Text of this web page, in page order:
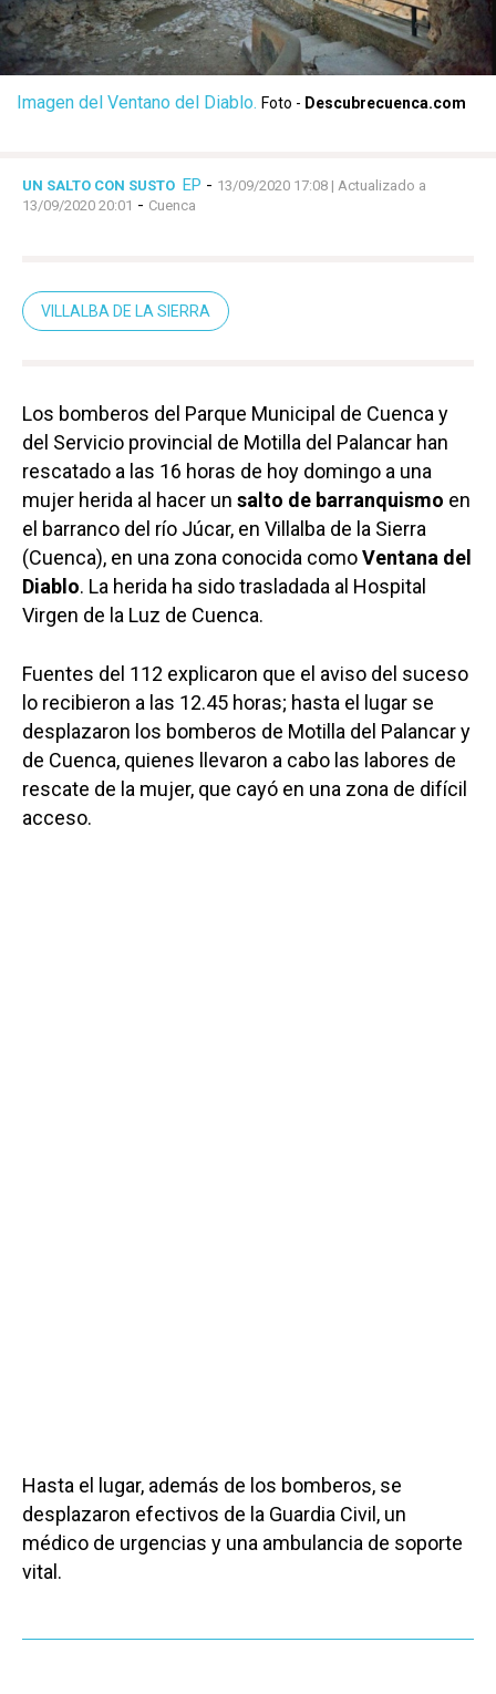
Imagen del Ventano del Diablo. Foto - Descubrecuenca.com
UN SALTO CON SUSTO EP - 13/09/2020 17:08 | Actualizado a
13/09/2020 20:01 - Cuenca
VILLALBA DE LA SIERRA
Los bomberos del Parque Municipal de Cuenca y
del Servicio provincial de Motilla del Palancar han
rescatado a las 16 horas de hoy domingo a una
mujer herida al hacer un salto de barranquismo en
el barranco del río Júcar, en Villalba de la Sierra
(Cuenca), en una zona conocida comoVentana del
Diablo. La herida ha sido trasladada al Hospital
Virgen de la Luz de Cuenca.
Fuentes del 112 explicaron que el aviso del suceso
lo recibieron a las 12.45 horas; hasta el lugar se
desplazaron los bomberos de Motilla del Palancar y
de Cuenca, quienes llevaron a cabo las labores de
rescate de la mujer, que cayó en una zona de difícil
acceso.
Hasta el lugar, además de los bomberos, se
desplazaron efectivos de la Guardia Civil, un
médico de urgencias y una ambulancia de soporte
vital.